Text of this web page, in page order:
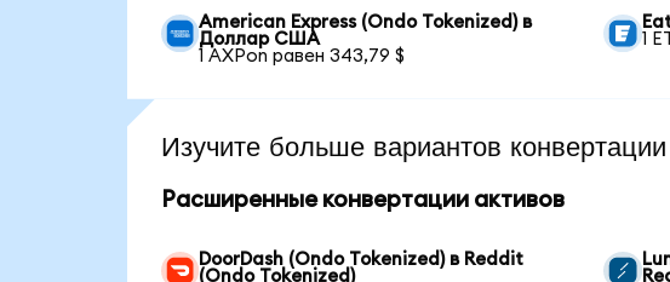
American Express (Ondo Tokenized) в
Доллар США
1 AXPon равен 343,79 $
1
Изучите больше вариантов конвертации
Расширенные конвертации активов
DoorDash (Ondo Tokenized) в Reddit
(Ondo Tokenized)